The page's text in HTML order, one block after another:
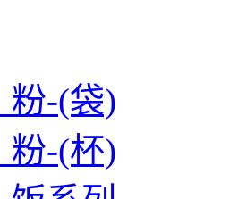
粉-(袋)
粉-(杯)